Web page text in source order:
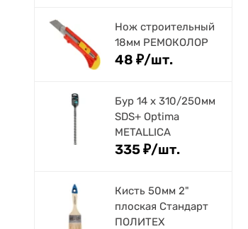
Нож строительный
18мм РЕМОКОЛОР
48 ₽/шт.
Бур 14 х 310/250мм
SDS+ Optima
METALLICA
335₽/шт.
Кисть 50мм 2"
плоская Стандарт
ПОЛИТЕХ